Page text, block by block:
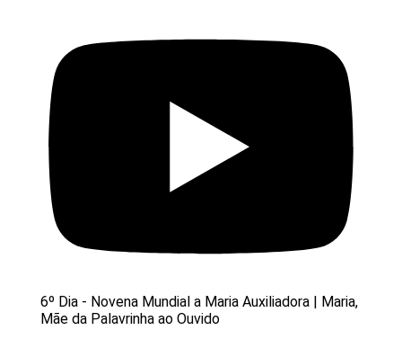
6º Dia - Novena Mundial a Maria Auxiliadora | Maria,
Mãe da Palavrinha ao Ouvido